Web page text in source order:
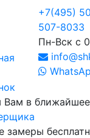
+7(495)
507-8033
Пн-Вск с
в
замеры